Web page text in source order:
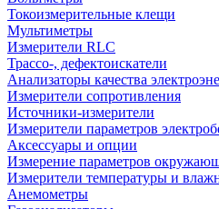
Токоизмерительные клещи
Мультиметры
Измерители RLC
Трассо-, дефектоискатели
Анализаторы качества
Измерители сопротивления
Источники-измерители
Измерители параметров
Аксессуары и опции
Измерение параметров
Измерители температуры и
Анемометры